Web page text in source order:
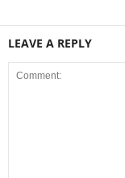
LEAVE A REPLY